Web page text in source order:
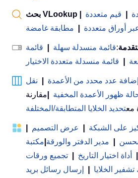
قيم متعددة
أوراق متعددة
مطابقة غامضة
:قائمة منسدلة سهلة
قائمة
قائمة منسدلة متعددة الاختيار
إضافة عدد محدد من الأعمدة
نقل
ظهور الأعمدة المخفية
مقارنة
معتحديد الخلايا المتطابقة/المختلفة
على الشبكة عرض التصميم
مدير الدفتر والورقة مكتبة
أداة اختيار التاريخ
تجميع ورقات
الخلايا
إرسال رسائل بريد